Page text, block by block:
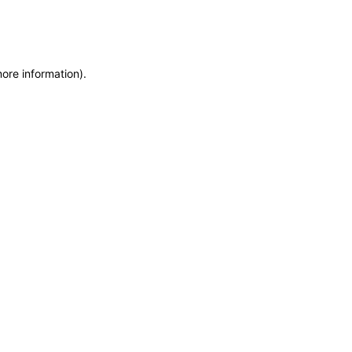
information).